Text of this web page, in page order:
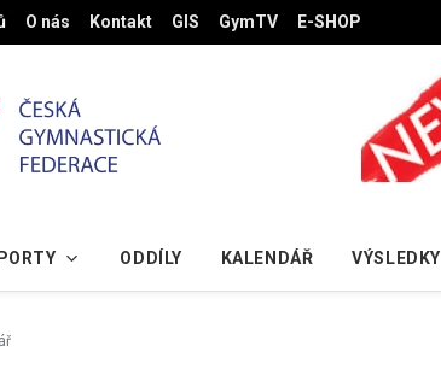
O nás Kontakt GIS GymTV E-SHOP
ODDÍLY KALENDÁŘ VÝSLEDKY